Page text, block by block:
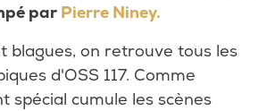
par Pierre Niney.
blagues, on retrouve tous les
d'OSS 117. Comme
spécial cumule les scènes